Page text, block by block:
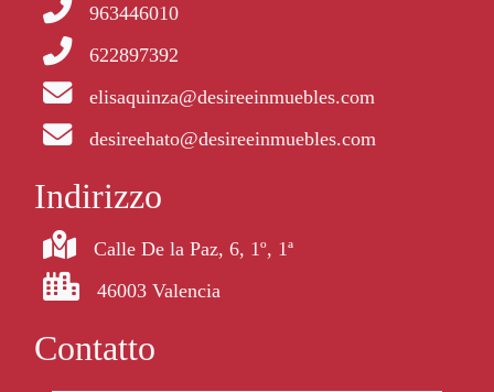
963446010
622897392
elisaquinza@desireeinmuebles.com
desireehato@desireeinmuebles.com
Indirizzo
Calle De la Paz, 6, 1º, 1ª
46003 Valencia
Contatto